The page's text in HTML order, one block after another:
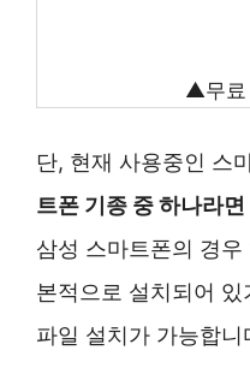
▲무료
단, 현재 사용중인 스
트폰 기종 중 하나라
삼성 스마트폰의 경우
본적으로 설치되어
파일 설치가 가능합니